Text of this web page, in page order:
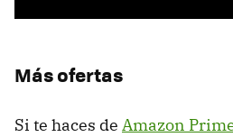
Más ofertas
Si te haces de Amazon